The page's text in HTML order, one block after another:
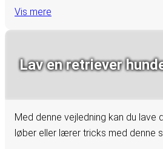
Vis mere
Lav en retriever
Med denne vejledning kan du
løber eller lærer tricks med denne